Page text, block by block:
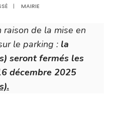
| MAIRIE
raison de la mise en
le parking : la
seront fermés les
décembre 2025